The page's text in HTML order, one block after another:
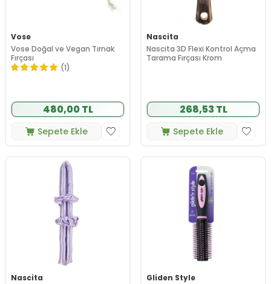
Vose
Vose Doğal ve Vegan Tırnak
Fırçası
(1)
480,00 TL
Sepete Ekle
Nascita
Nascita 3D Flexi Kontrol Açma
Tarama Fırçası Krom
268,53 TL
Sepete Ekle
Nascita
Gliden Style